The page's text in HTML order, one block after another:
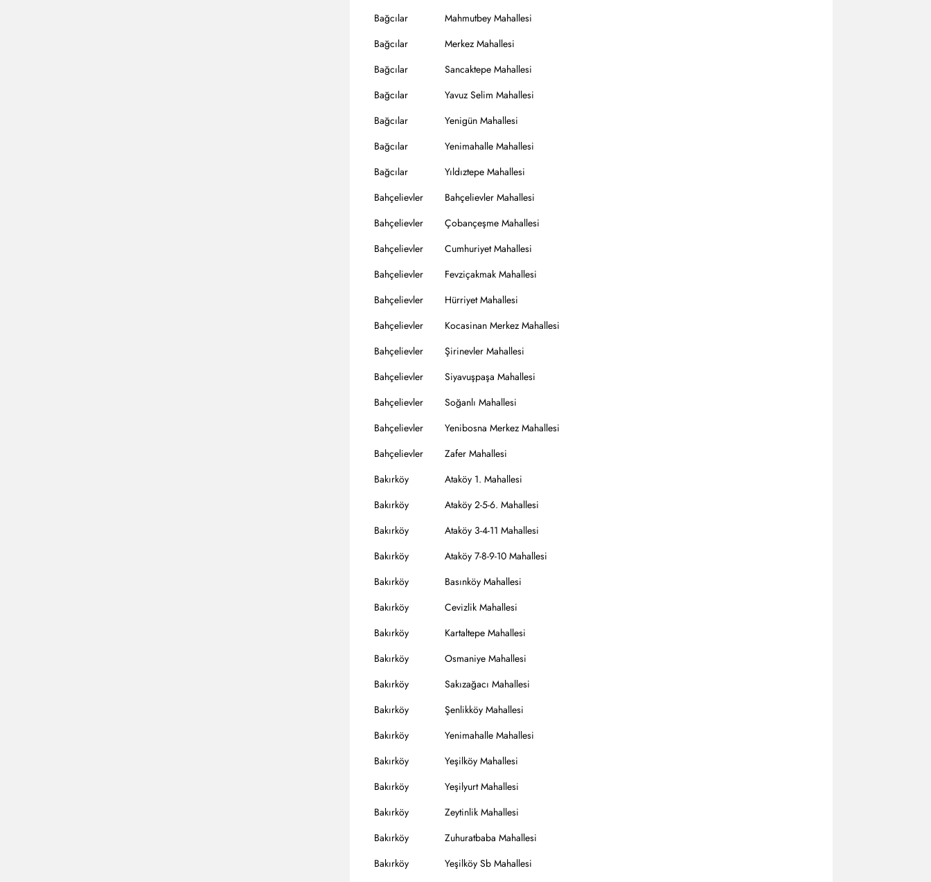
Bağcılar
Mahmutbey Mahallesi
Bağcılar
Merkez Mahallesi
Bağcılar
Sancaktepe Mahallesi
Bağcılar
Yavuz Selim Mahallesi
Bağcılar
Yenigün Mahallesi
Bağcılar
Yenimahalle Mahallesi
Bağcılar
Yıldıztepe Mahallesi
Bahçelievler
Bahçelievler Mahallesi
Bahçelievler
Çobançeşme Mahallesi
Bahçelievler
Cumhuriyet Mahallesi
Bahçelievler
Fevziçakmak Mahallesi
Bahçelievler
Hürriyet Mahallesi
Bahçelievler
Kocasinan Merkez Mahallesi
Bahçelievler
Şirinevler Mahallesi
Bahçelievler
Siyavuşpaşa Mahallesi
Bahçelievler
Soğanlı Mahallesi
Bahçelievler
Yenibosna Merkez Mahallesi
Bahçelievler
Zafer Mahallesi
Bakırköy
Ataköy 1. Mahallesi
Bakırköy
Ataköy 2-5-6. Mahallesi
Bakırköy
Ataköy 3-4-11 Mahallesi
Bakırköy
Ataköy 7-8-9-10 Mahallesi
Bakırköy
Basınköy Mahallesi
Bakırköy
Cevizlik Mahallesi
Bakırköy
Kartaltepe Mahallesi
Bakırköy
Osmaniye Mahallesi
Bakırköy
Sakızağacı Mahallesi
Bakırköy
Şenlikköy Mahallesi
Bakırköy
Yenimahalle Mahallesi
Bakırköy
Yeşilköy Mahallesi
Bakırköy
Yeşilyurt Mahallesi
Bakırköy
Zeytinlik Mahallesi
Bakırköy
Zuhuratbaba Mahallesi
Bakırköy
Yeşilköy Sb Mahallesi